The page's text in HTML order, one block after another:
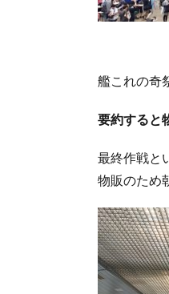
艦これの奇
要約すると
最終作戦と
物販のため